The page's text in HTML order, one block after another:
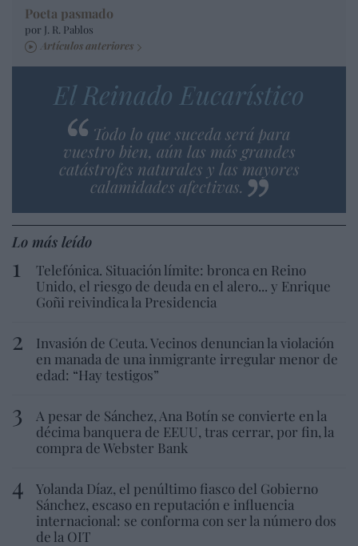
Poeta pasmado
por J. R. Pablos
Artículos anteriores
El Reinado Eucarístico
Todo lo que suceda será para
vuestro bien, aún las más grandes
catástrofes naturales y las mayores
calamidades afectivas.
Lo más leído
Telefónica. Situación límite: bronca en Reino
Unido, el riesgo de deuda en el alero... y Enrique
Goñi reivindica la Presidencia
Invasión de Ceuta. Vecinos denuncian la violación
en manada de una inmigrante irregular menor de
edad: “Hay testigos”
A pesar de Sánchez, Ana Botín se convierte en la
décima banquera de EEUU, tras cerrar, por fin, la
compra de Webster Bank
Yolanda Díaz, el penúltimo fiasco del Gobierno
Sánchez, escaso en reputación e influencia
internacional: se conforma con ser la número dos
de la OIT